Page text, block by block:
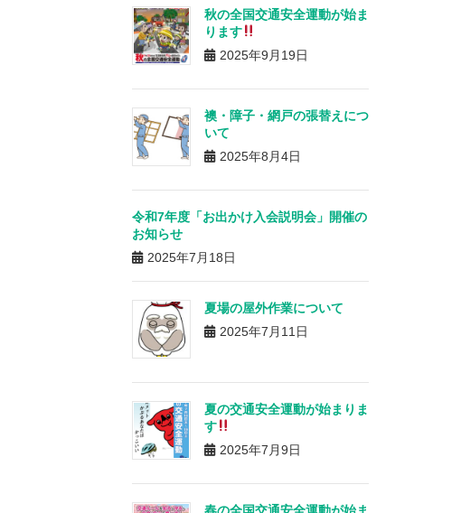
秋の全国交通安全運動が始ま
ります
2025年9月19日
襖・障子・網戸の張替えにつ
いて
2025年8月4日
令和7年度「お出かけ入会説明会」開催の
お知らせ
2025年7月18日
夏場の屋外作業について
2025年7月11日
夏の交通安全運動が始まりま
す
2025年7月9日